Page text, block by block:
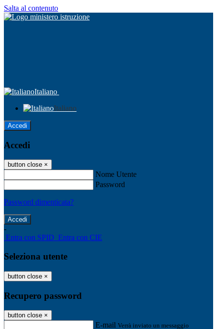
Salta al contenuto
Italiano
Italiano
Accedi
Accedi
button close ×
Nome Utente
Password
Password dimenticata?
-
Entra con SPID Entra con CIE
Seleziona utente
button close ×
Recupero password
button close ×
E-mail Verrà inviato un messaggio